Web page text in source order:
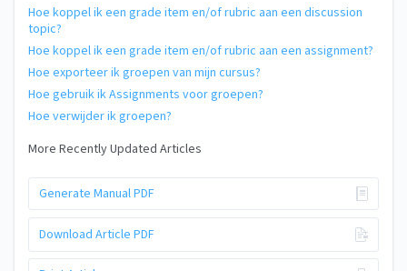
Hoe koppel ik een grade item en/of rubric aan een discussion
topic?
Hoe koppel ik een grade item en/of rubric aan een assignment?
Hoe exporteer ik groepen van mijn cursus?
Hoe gebruik ik Assignments voor groepen?
Hoe verwijder ik groepen?
More Recently Updated Articles
Generate Manual PDF
Download Article PDF